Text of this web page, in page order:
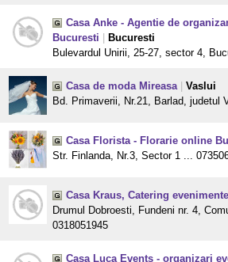
Casa Anke - Agentie de
Bucuresti
Bucuresti
Bulevardul Unirii, 25-27, sector 4,
Casa de moda Mireasa
Vaslui
Bd. Primaverii, Nr.21, Barlad, judetul
Casa Florista - Florarie online
Str. Finlanda, Nr.3, Sector 1 ...
Casa Kraus, Catering
Drumul Dobroesti, Fundeni nr. 4,
0318051945
Casa Luca Events - organizari